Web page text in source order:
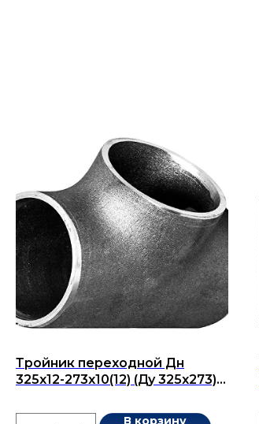
Тройник переходной Дн
325х12-273х10(12) (Ду 325х273)
В корзину